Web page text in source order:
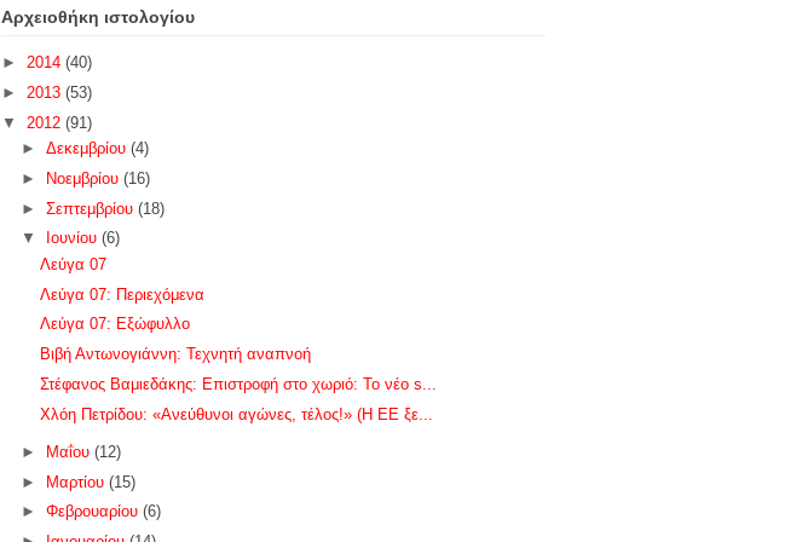
Αρχειοθήκη ιστολογίου
► 2014 (40)
► 2013 (53)
▼ 2012 (91)
► Δεκεμβρίου (4)
►
Νοεμβρίου (16)
► Σεπτεμβρίου (18)
▼
Ιουνίου (6)
Λεύγα 07
Λεύγα 07: Περιεχόμενα
Λεύγα 07: Εξώφυλλο
Βιβή Αντωνογιάννη: Τεχνητή αναπνοή
Στέφανος Βαμιεδάκης: Επιστροφή στο χωριό: Το νέο s...
Χλόη Πετρίδου: «Ανεύθυνοι αγώνες, τέλος!» (Η ΕΕ ξε...
► Μαΐου (12)
► Μαρτίου (15)
► Φεβρουαρίου (6)